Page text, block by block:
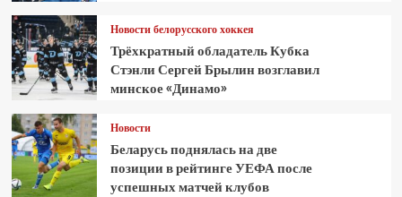
Новости белорусского хоккея
Трёхкратный обладатель Кубка
Стэнли Сергей Брылин возглавил
минское «Динамо»
Новости
Беларусь поднялась на две
позиции в рейтинге УЕФА после
успешных матчей клубов